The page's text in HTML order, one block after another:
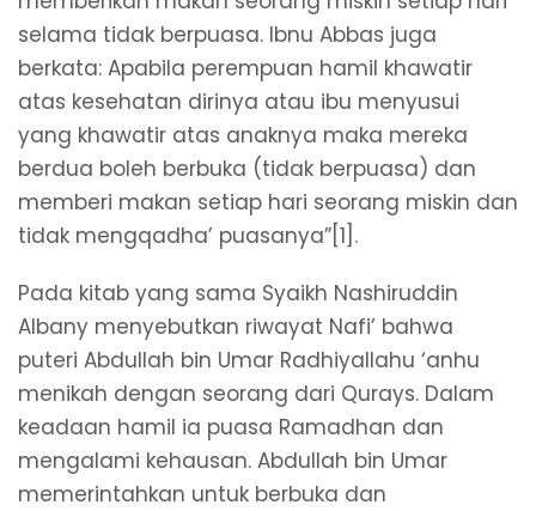
selama tidak berpuasa. Ibnu Abbas juga
berkata: Apabila perempuan hamil khawatir
atas kesehatan dirinya atau ibu menyusui
yang khawatir atas anaknya maka mereka
berdua boleh berbuka (tidak berpuasa) dan
memberi makan setiap hari seorang miskin dan
tidak mengqadha’ puasanya”[1].
Pada kitab yang sama Syaikh Nashiruddin
Albany menyebutkan riwayat Nafi’ bahwa
puteri Abdullah bin Umar Radhiyallahu ‘anhu
menikah dengan seorang dari Qurays. Dalam
keadaan hamil ia puasa Ramadhan dan
mengalami kehausan. Abdullah bin Umar
memerintahkan untuk berbuka dan